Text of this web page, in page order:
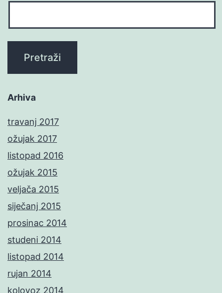
Arhiva
travanj 2017
ožujak 2017
listopad 2016
ožujak 2015
veljača 2015
siječanj 2015
prosinac 2014
studeni 2014
listopad 2014
rujan 2014
kolovoz 2014